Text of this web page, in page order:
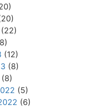
(22)
(12)
(8)
(8)
(5)
(6)